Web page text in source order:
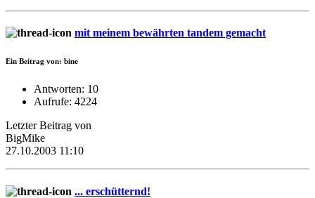
mit meinem bewährten tandem gemacht
Ein Beitrag von: bine
Antworten: 10
Aufrufe: 4224
Letzter Beitrag von
BigMike
27.10.2003 11:10
... erschütternd!